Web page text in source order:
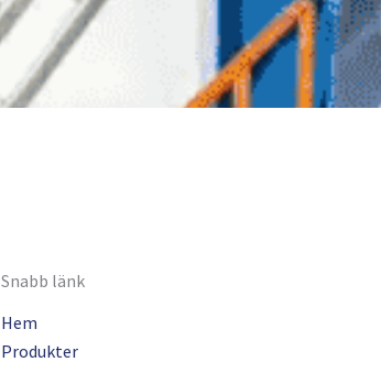
Snabb länk
Hem
Produkter